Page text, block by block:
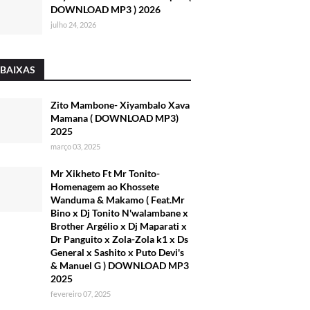
DOWNLOAD MP3 ) 2026
julho 24, 2026
Zito Mambone- Xiyambalo Xava
Mamana ( DOWNLOAD MP3)
2025
março 03, 2025
Mr Xikheto Ft Mr Tonito-
Homenagem ao Khossete
Wanduma & Makamo ( Feat.Mr
Bino x Dj Tonito N'walambane x
Brother Argélio x Dj Maparati x
Dr Panguito x Zola-Zola k1 x Ds
General x Sashito x Puto Devi's
& Manuel G ) DOWNLOAD MP3
2025
fevereiro 07, 2025